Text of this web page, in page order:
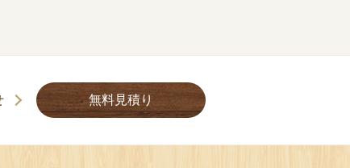
無料見積り